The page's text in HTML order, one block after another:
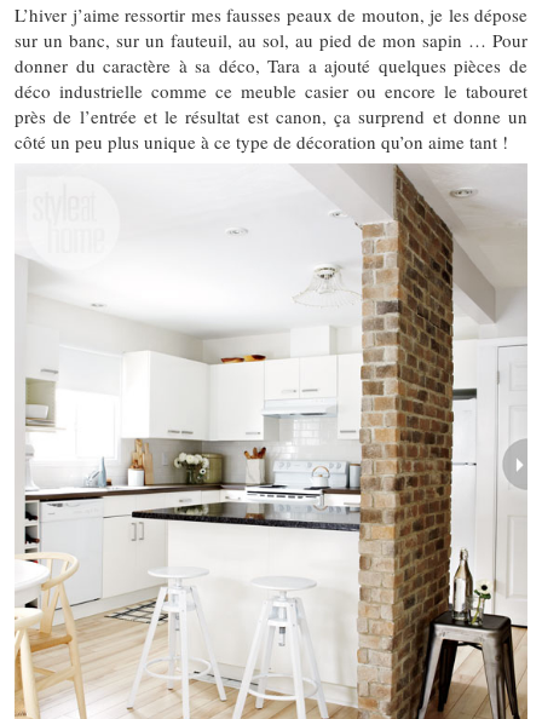
L’hiver j’aime ressortir mes fausses peaux de mouton, je les dépose
sur un banc, sur un fauteuil, au sol, au pied de mon sapin … Pour
donner du caractère à sa déco, Tara a ajouté quelques pièces de
déco industrielle comme ce meuble casier ou encore le tabouret
près de l’entrée et le résultat est canon, ça surprend et donne un
côté un peu plus unique à ce type de décoration qu’on aime tant !